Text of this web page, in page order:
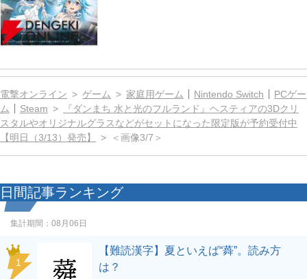
電撃オンライン ゲーム 家庭用ゲーム Nintendo Switch
PCゲー
ム
Steam
『ダンまち 水と光のフルランド』ヘスティアの3Dクリ
スタルやオリジナルグラスなどがセットになった限定版が予約受付中
【明日（3/13）発売】
＜画像3/7＞
日間記事ランキング
集計期間： 08月06日
1
【難読漢字】夏といえば“蕣”。読み方
は？